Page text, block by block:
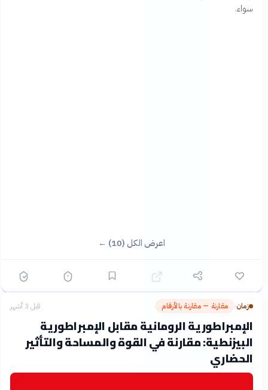
سواء.
اعرض الكل (10) ←
زمان› مقارنة — مقارنة بالأرقام قبل 3 أشهر
الإمبراطورية الرومانية مقابل الإمبراطورية
البيزنطية: مقارنة في القوة والمساحة والتأثير
الحضاري